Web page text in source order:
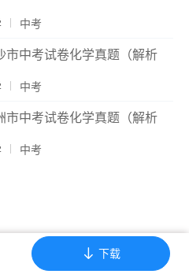
中考
中考试卷化学真题（解析
中考
中考试卷化学真题（解析
中考
下载